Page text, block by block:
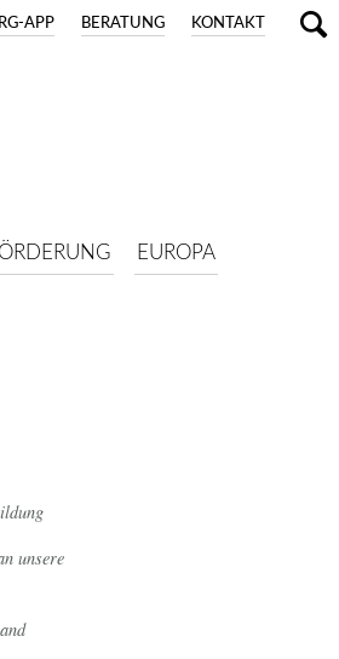
KONTAKT
BERATUNG
APP
EUROPA
unsere